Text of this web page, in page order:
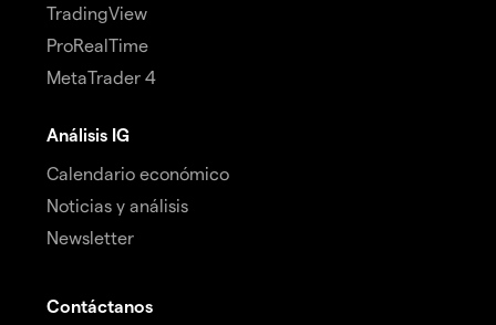
TradingView
ProRealTime
MetaTrader 4
Análisis IG
Calendario económico
Noticias y análisis
Newsletter
Contáctanos